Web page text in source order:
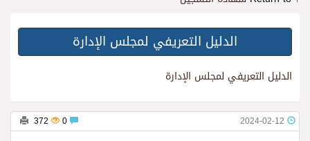
الدليل التعريفي لمجلس الإدارة
الدليل التعريفي لمجلس الإدارة
2024-02-12
372